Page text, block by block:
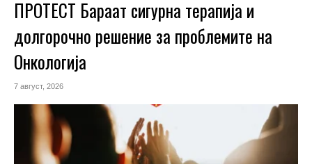
ПРОТЕСТ Бараат сигурна терапија и
долгорочно решение за проблемите на
Онкологија
7 август, 2026